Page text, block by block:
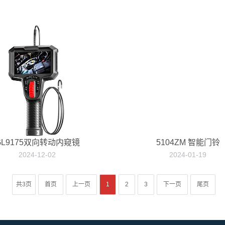
双向转动内窥镜
2024-12-02
5104ZM 智能门铃
2024-01-19
共3页 首页 上一页 1 2 3 下一页 尾页